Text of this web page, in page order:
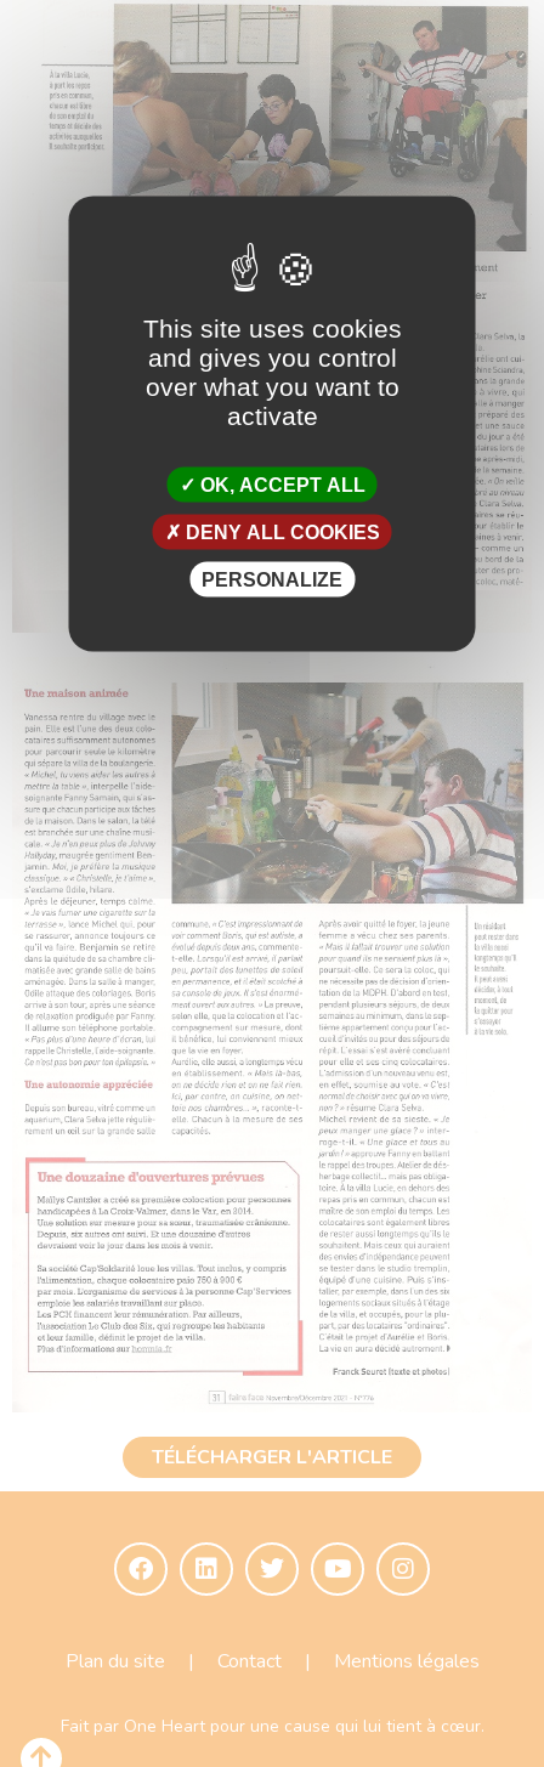
TÉLÉCHARGER L'ARTICLE
Plan du site | Contact | Mentions légales
Fait par One Heartpour une cause qui lui tient à cœur.
This site uses cookies
and gives you control
over what you want to
activate
OK, ACCEPT ALL
DENY ALL COOKIES
PERSONALIZE